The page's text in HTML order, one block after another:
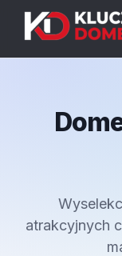
atrakcyjnych